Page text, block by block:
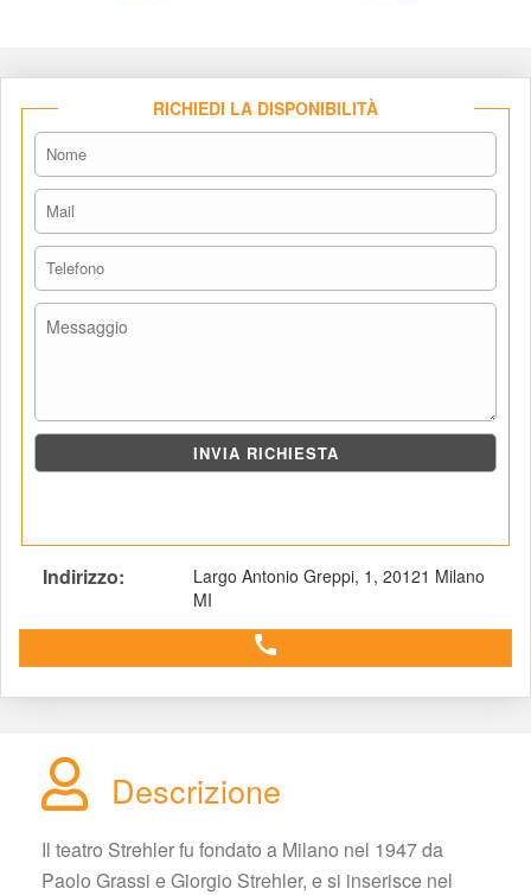
RICHIEDI LA DISPONIBILITÀ
Indirizzo:
Largo Antonio Greppi, 1, 20121 Milano
MI
call
Descrizione
Il teatro Strehler fu fondato a Milano nel 1947 da
Paolo Grassi e Giorgio Strehler, e si inserisce nel